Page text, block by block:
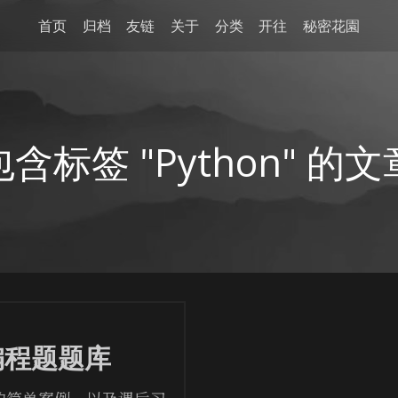
首页 归档 友链 关于 分类 开往 秘密花園
含标签 "Python" 的文
题题库